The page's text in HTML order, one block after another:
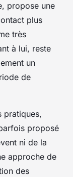
propose une
plus
très
à lui, reste
un
de
pratiques,
proposé
ni de la
approche de
des